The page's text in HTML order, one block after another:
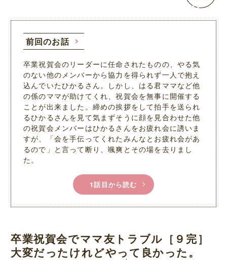
前回のお話
卒業祝賀会のリーダーに任命されたものの、やる気
のない他のメンバーから協力を得られず一人で抱え
込んでいたひかるさん。しかし、はる君ママなど他
の係のママが助けてくれ、祝賀会を無事に開催する
ことが出来ました。締めの挨拶をして拍手を送られ
るひかるさんを見て気まずそうに顔を見合わせた他
の祝賀会メンバーはひかるさんをお疲れ会に誘いま
すが、「会を手伝ってくれたみんなとお疲れ会があ
るので」と言って断り、颯爽とその場を去りまし
た。
1話目から読む
卒業祝賀会でママ友トラブル［９完］
大変だったけれどやって良かった。